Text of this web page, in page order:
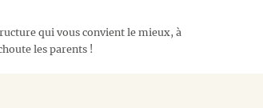
qui vous convient le mieux, à
les parents !